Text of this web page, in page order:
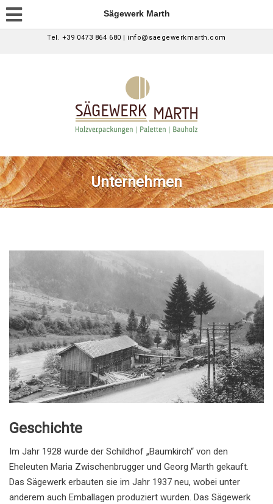
Sägewerk Marth
Tel. +39 0473 864 680 | info@saegewerkmarth.com
Unternehmen
Geschichte
Im Jahr 1928 wurde der Schildhof „Baumkirch“ von den
Eheleuten Maria Zwischenbrugger und Georg Marth gekauft.
Das Sägewerk erbauten sie im Jahr 1937 neu, wobei unter
anderem auch Emballagen produziert wurden. Das Sägewerk